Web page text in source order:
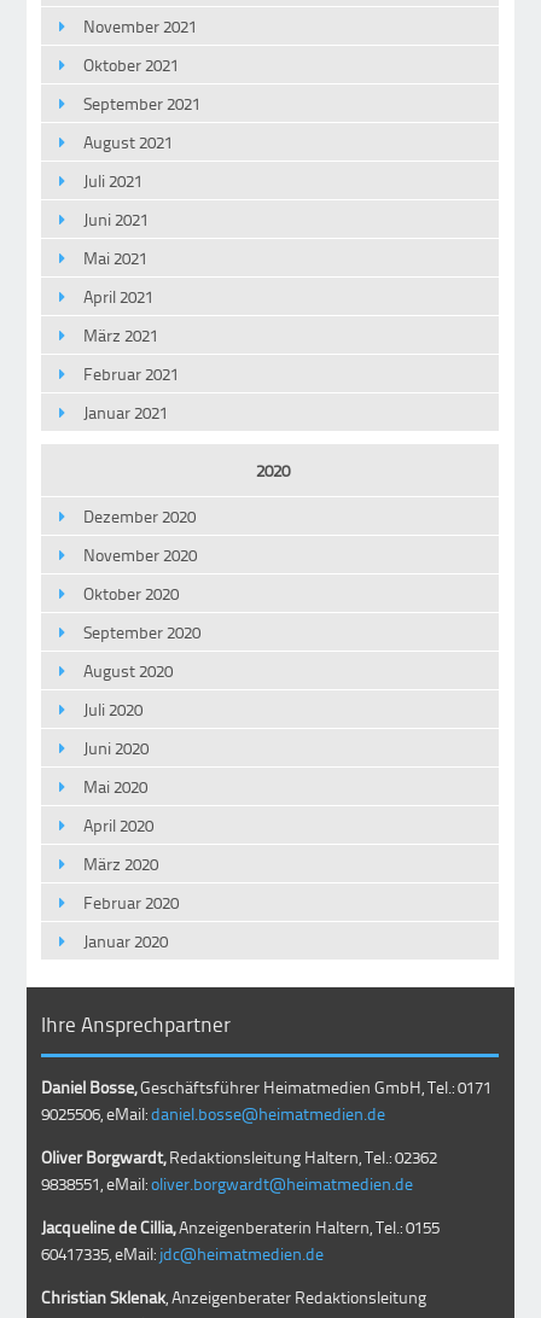
November 2021
Oktober 2021
September 2021
August 2021
Juli 2021
Juni 2021
Mai 2021
April 2021
März 2021
Februar 2021
Januar 2021
2020
Dezember 2020
November 2020
Oktober 2020
September 2020
August 2020
Juli 2020
Juni 2020
Mai 2020
April 2020
März 2020
Februar 2020
Januar 2020
Ihre Ansprechpartner
Daniel Bosse,Geschäftsführer Heimatmedien GmbH, Tel.: 0171
9025506, eMail:daniel.bosse@heimatmedien.de
Oliver Borgwardt,Redaktionsleitung Haltern, Tel.: 02362
9838551, eMail:oliver.borgwardt@heimatmedien.de
Jacqueline de Cillia,Anzeigenberaterin Haltern, Tel.: 0155
60417335, eMail: jdc@heimatmedien.de
Christian Sklenak , Anzeigenberater Redaktionsleitung